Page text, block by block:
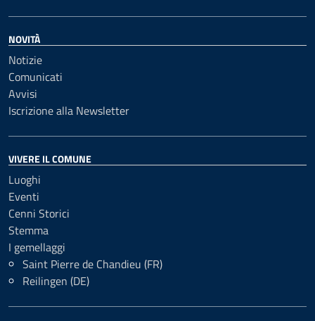
NOVITÀ
Notizie
Comunicati
Avvisi
Iscrizione alla Newsletter
VIVERE IL COMUNE
Luoghi
Eventi
Cenni Storici
Stemma
I gemellaggi
Saint Pierre de Chandieu (FR)
Reilingen (DE)